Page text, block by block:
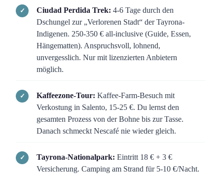
Ciudad Perdida Trek: 4-6 Tage durch den
Dschungel zur „Verlorenen Stadt“ der Tayrona-
Indigenen. 250-350 € all-inclusive (Guide, Essen,
Hängematten). Anspruchsvoll, lohnend,
unvergesslich. Nur mit lizenzierten Anbietern
möglich.
Kaffeezone-Tour: Kaffee-Farm-Besuch mit
Verkostung in Salento, 15-25 €. Du lernst den
gesamten Prozess von der Bohne bis zur Tasse.
Danach schmeckt Nescafé nie wieder gleich.
Tayrona-Nationalpark: Eintritt 18 € + 3 €
Versicherung. Camping am Strand für 5-10 €/Nacht.